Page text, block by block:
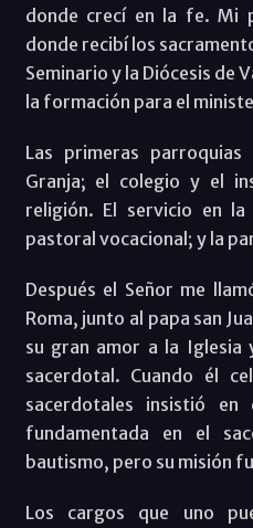
donde crecí en la fe. Mi
donde recibí los
Seminario y la Diócesis de
la formación para el
Las primeras
Granja; el colegio y el
religión. El servicio en la
pastoral vocacional; y la
Después el Señor me
Roma, junto al papa san
su gran amor a la Iglesia
sacerdotal. Cuando él
sacerdotales insistió en
fundamentada en el
bautismo, pero su misión
Los cargos que uno